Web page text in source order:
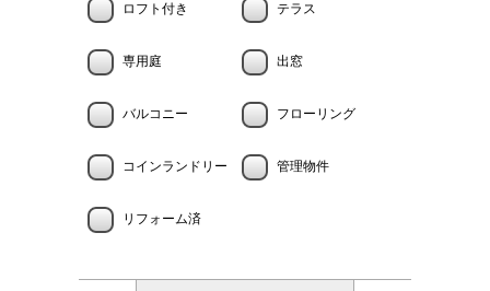
ロフト付き テラス
専用庭 出窓
バルコニー フローリング
コインランドリー 管理物件
リフォーム済